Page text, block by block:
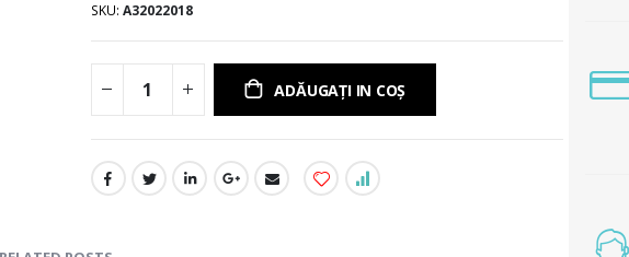
SKU A32022018
ADĂUGAȚI IN COȘ